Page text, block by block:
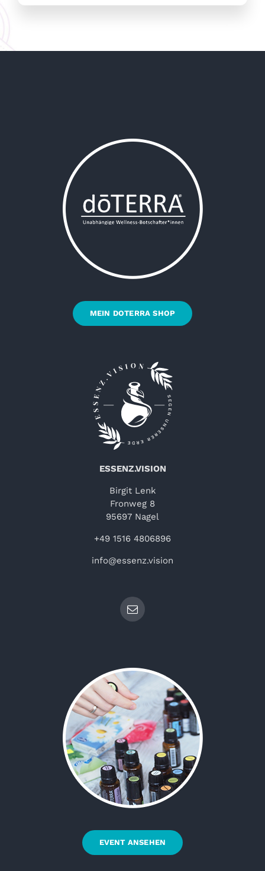
MEIN DOTERRA SHOP
ESSENZ.VISION
Birgit Lenk
Fronweg 8
95697 Nagel
+49 1516 4806896
info@essenz.vision
EVENT ANSEHEN